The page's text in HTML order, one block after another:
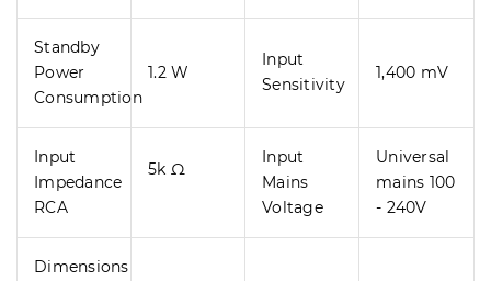
Standby
Power
Consumption
1.2 W
Input
Sensitivity
1,400 mV
Input
Impedance
RCA
5k Ω
Input
Mains
Voltage
Universal
mains 100
- 240V
Dimensions